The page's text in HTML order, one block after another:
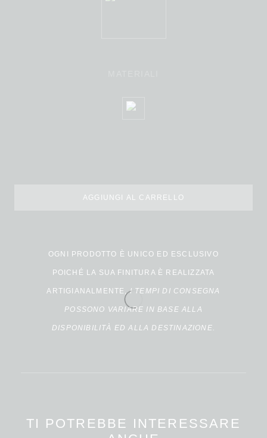
AGGIUNGI AL CARRELLO
OGNI PRODOTTO È UNICO ED ESCLUSIVO
POICHÉ LA SUA FINITURA È REALIZZATA
ARTIGIANALMENTE,I TEMPI DI CONSEGNA
POSSONO VARIARE IN BASE ALLA
DISPONIBILITÀ ED ALLA DESTINAZIONE.
TI POTREBBE INTERESSARE